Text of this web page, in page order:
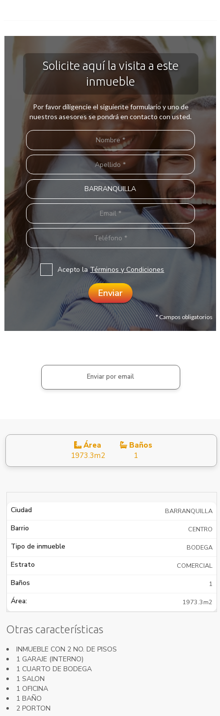
Solicite aquí la visita a este
inmueble
Por favor diligencie el siguiente formulario y uno de
nuestros asesores se pondrá en contacto con usted.
Acepto laTérminos y Condiciones
* Campos obligatorios
Enviar por email
Área
1973.3m2
Baños
1
Ciudad BARRANQUILLA
Barrio CENTRO
Tipo de inmueble BODEGA
Estrato COMERCIAL
Baños 1
Área: 1973.3m2
Otras características
INMUEBLE CON 2 NO. DE PISOS
1 GARAJE (INTERNO)
1 CUARTO DE BODEGA
1 SALON
1 OFICINA
1 BAÑO
2 PORTON